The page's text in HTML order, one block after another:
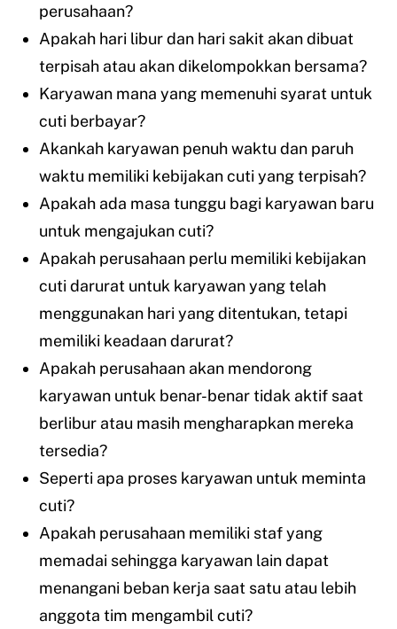
perusahaan?
Apakah hari libur dan hari sakit akan dibuat
terpisah atau akan dikelompokkan bersama?
Karyawan mana yang memenuhi syarat untuk
cuti berbayar?
Akankah karyawan penuh waktu dan paruh
waktu memiliki kebijakan cuti yang terpisah?
Apakah ada masa tunggu bagi karyawan baru
untuk mengajukan cuti?
Apakah perusahaan perlu memiliki kebijakan
cuti darurat untuk karyawan yang telah
menggunakan hari yang ditentukan, tetapi
memiliki keadaan darurat?
Apakah perusahaan akan mendorong
karyawan untuk benar-benar tidak aktif saat
berlibur atau masih mengharapkan mereka
tersedia?
Seperti apa proses karyawan untuk meminta
cuti?
Apakah perusahaan memiliki staf yang
memadai sehingga karyawan lain dapat
menangani beban kerja saat satu atau lebih
anggota tim mengambil cuti?